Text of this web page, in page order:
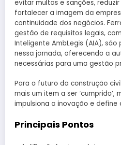
evitar multas e sanções,
fortalecer a imagem da
continuidade dos negócios.
gestão de requisitos legais,
Inteligente AmbLegis (AIA), são
nessa jornada, oferecendo a
necessárias para uma gestão
Para o futuro da construção
mais um item a ser ‘cumprido’,
impulsiona a inovação e define
Principais Pontos